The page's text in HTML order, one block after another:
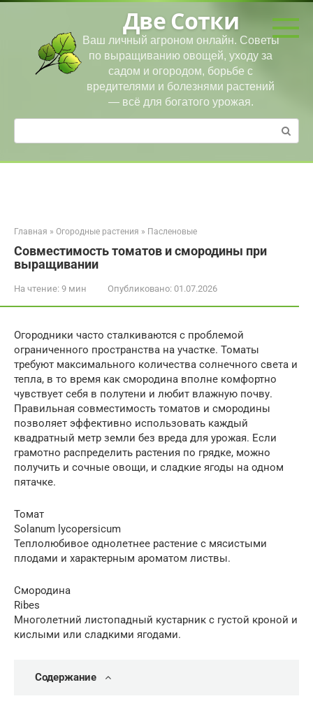
Перейти
Две Сотки
Ваш личный агроном онлайн. Советы
по выращиванию овощей, уходу за
садом и огородом, борьбе с
вредителями и болезнями растений
— всё для богатого урожая.
Поиск:
Главная » Огородные растения » Пасленовые
Совместимость томатов и смородины при
выращивании
На чтение: 9 мин Опубликовано: 01.07.2026
Огородники часто сталкиваются с проблемой
ограниченного пространства на участке. Томаты
требуют максимального количества солнечного света и
тепла, в то время как смородина вполне комфортно
чувствует себя в полутени и любит влажную почву.
Правильная совместимость томатов и смородины
позволяет эффективно использовать каждый
квадратный метр земли без вреда для урожая. Если
грамотно распределить растения по грядке, можно
получить и сочные овощи, и сладкие ягоды на одном
пятачке.
Томат
Solanum lycopersicum
Теплолюбивое однолетнее растение с мясистыми
плодами и характерным ароматом листвы.
Смородина
Ribes
Многолетний листопадный кустарник с густой кроной и
кислыми или сладкими ягодами.
Содержание